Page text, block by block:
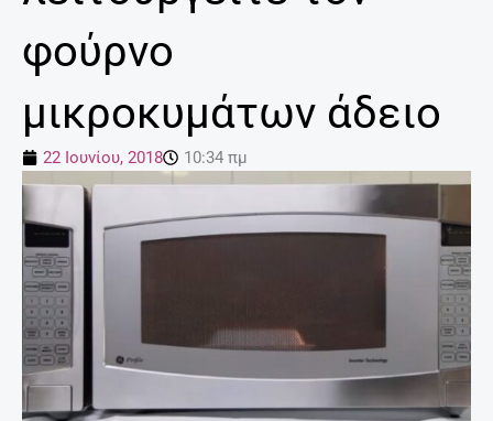
φούρνο
μικροκυμάτων άδειο
22 Ιουνίου, 2018 10:34 πμ